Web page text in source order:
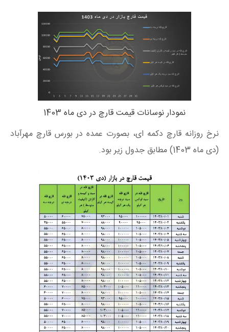
نمودار نوسانات قیمت قارچ در دی ماه 1403
نرخ روزانه قارچ دکمه ای، بصورت عمده در بورس قارچ مهرآباد
(دی ماه 1403) مطابق جدول زیر بود.